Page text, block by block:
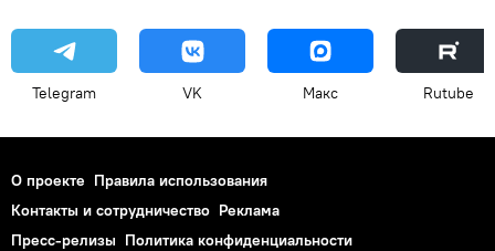
Telegram VK Макс Rutube
О проекте Правила использования
Контакты и сотрудничество Реклама
Пресс-релизы Политика конфиденциальности